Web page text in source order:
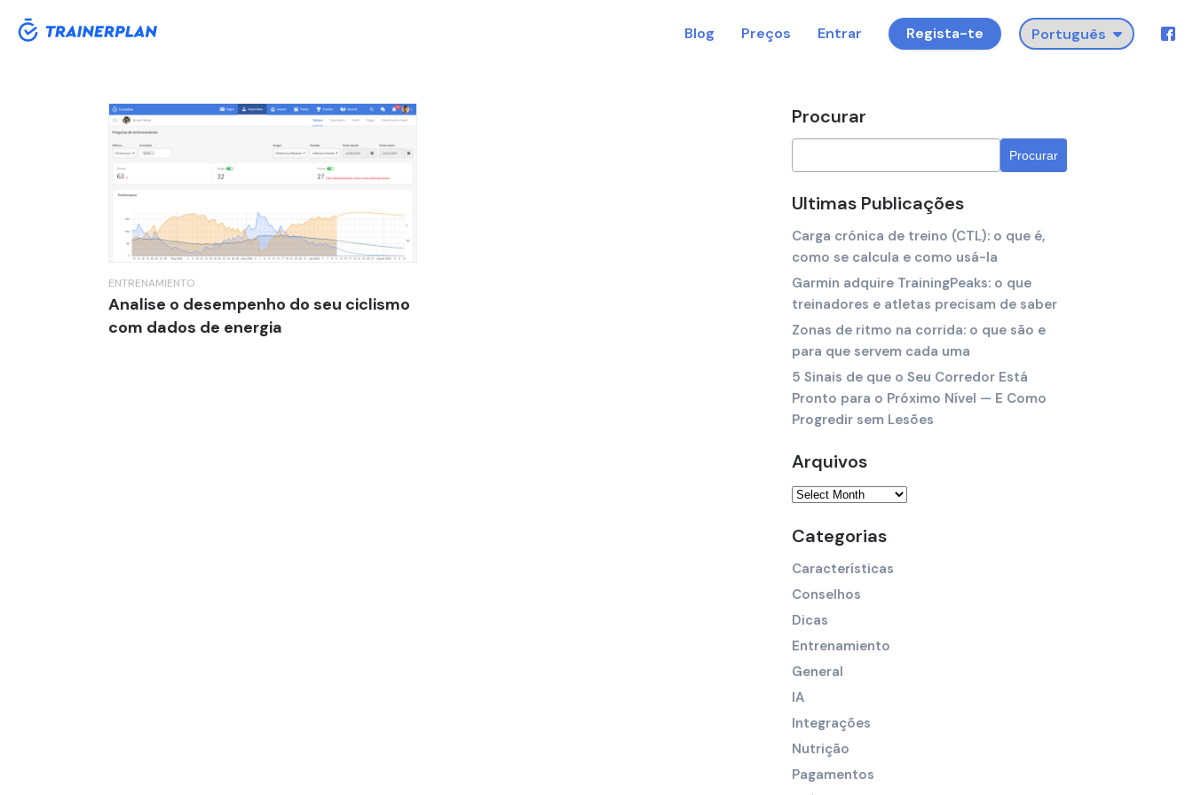
Regista-te
Entrar
Preços
Blog
Tag:potencia
ENTRENAMIENTO
Analise o desempenho do seu ciclismo
com dados de energia
Procurar
Ultimas Publicações
Carga crónica de treino (CTL): o que é,
como se calcula e como usá-la
Garmin adquire TrainingPeaks: o que
treinadores e atletas precisam de saber
Zonas de ritmo na corrida: o que são e
para que servem cada uma
5 Sinais de que o Seu Corredor Está
Pronto para o Próximo Nível — E Como
Progredir sem Lesões
Arquivos
Categorias
Características
Conselhos
Dicas
Entrenamiento
General
IA
Integrações
Nutrição
Pagamentos